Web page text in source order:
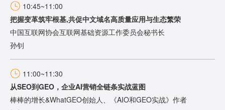
10:45~11:00
把握变革筑牢根基,共促中文域名高质量应用与生态繁荣
中国互联网协会互联网基础资源工作委员会秘书长
孙钊
11:00~11:30
从SEO到GEO，企业AI营销全链条实战蓝图
棒棒的增长&WhatGEO创始人、《AIO和GEO实战》作者